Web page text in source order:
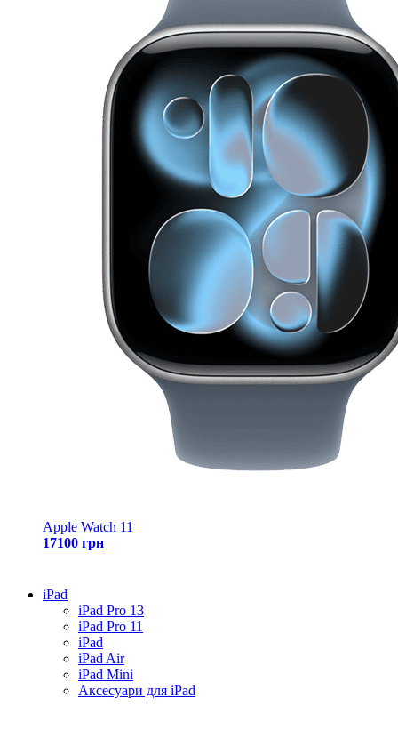
Apple Watch 11
17100 грн
iPad
iPad Pro 13
iPad Pro 11
iPad
iPad Air
iPad Mini
Аксесуари для iPad